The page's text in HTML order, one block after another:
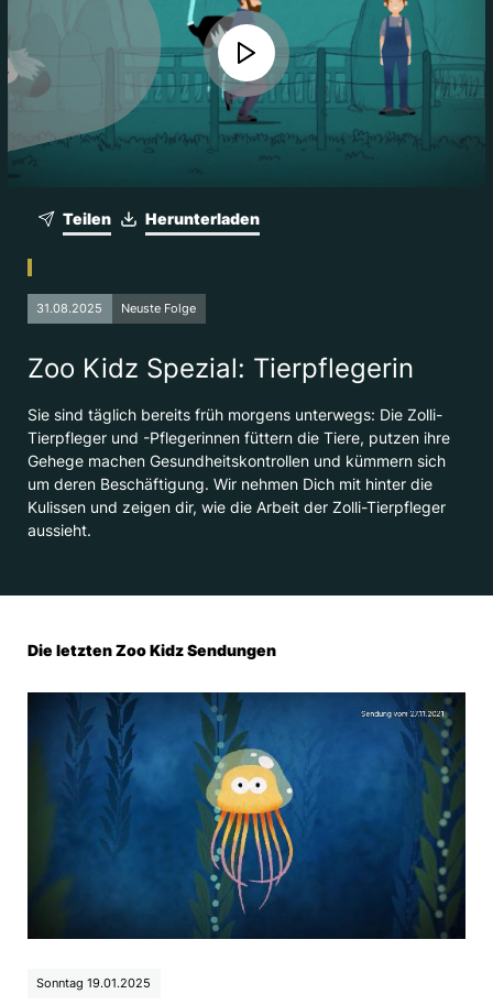
Herunterladen
Teilen
31.08.2025 Neuste Folge
Zoo Kidz Spezial: Tierpflegerin
Sie sind täglich bereits früh morgens unterwegs: Die Zolli-
Tierpfleger und -Pflegerinnen füttern die Tiere, putzen ihre
Gehege machen Gesundheitskontrollen und kümmern sich
um deren Beschäftigung. Wir nehmen Dich mit hinter die
Kulissen und zeigen dir, wie die Arbeit der Zolli-Tierpfleger
aussieht.
Die letzten Zoo Kidz Sendungen
Sonntag 19.01.2025